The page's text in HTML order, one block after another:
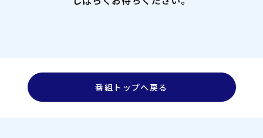
番組トップへ戻る